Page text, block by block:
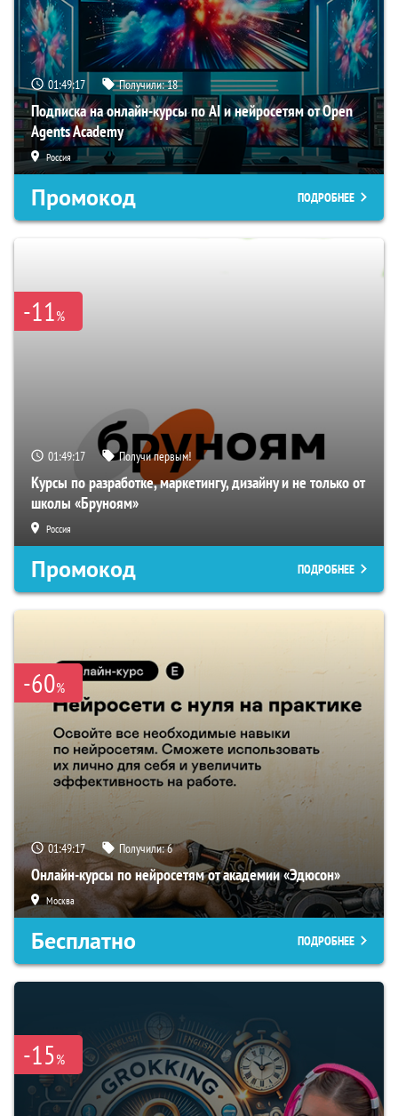
01:49:16 Получили:18
Подписка на онлайн-курсы по AI и нейросетям от Open
Agents Academy
Россия
Промокод ПОДРОБНЕЕ
-11%
01:49:16 Получи первым!
Курсы по разработке, маркетингу, дизайну и не только от
школы «Бруноям»
Россия
Промокод ПОДРОБНЕЕ
-60%
01:49:16 Получили:6
Онлайн-курсы по нейросетям от академии «Эдюсон»
Москва
Бесплатно ПОДРОБНЕЕ
-15%